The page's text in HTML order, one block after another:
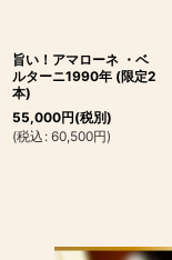
旨い！アマローネ ・ベ
ルターニ1990年 (限定2
本)
55,000円(税別)
(税込 : 60,500円)